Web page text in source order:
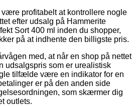
profitabelt at kontrollere nogle
efter udsalg på Hammerite
Sort 400 ml inden du shopper,
på at indhente den billigste pris.
med, at når en shop på nettet
udsalgspris som er urealistisk
tilfælde være en indikator for en
er på den anden side
som skærmer dig
outlets.